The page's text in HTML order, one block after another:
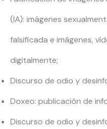
(IA): imágenes
falsificada e imágenes,
digitalmente;
Discurso de odio y
Doxeo: publicación de
Discurso de odio y